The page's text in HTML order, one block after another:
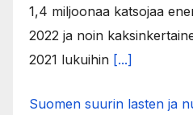
1,4 miljoonaa katsojaa
2022 ja noin
2021 lukuihin [...]
Suomen suurin lasten ja